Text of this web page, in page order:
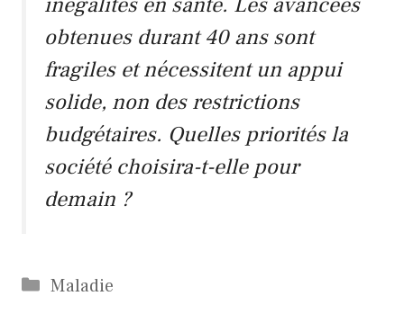
obtenues durant 40 ans sont
fragiles et nécessitent un appui
solide, non des restrictions
budgétaires. Quelles priorités la
société choisira-t-elle pour
demain ?
Catégories
Maladie